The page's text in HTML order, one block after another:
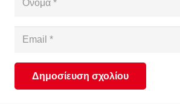
Δημοσίευση σχολίου